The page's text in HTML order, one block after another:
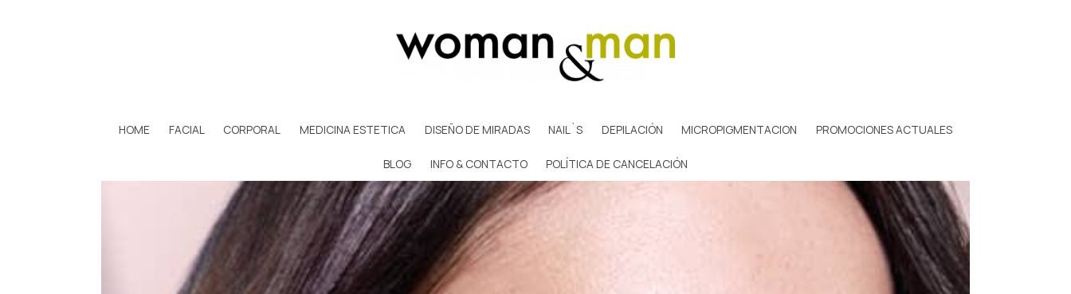
HOME FACIAL CORPORAL MEDICINA ESTETICA DISEÑO DE MIRADAS NAIL`S DEPILACIÓN MICROPIGMENTACION PROMOCIONES ACTUALES
BLOG INFO & CONTACTO POLÍTICA DE CANCELACIÓN